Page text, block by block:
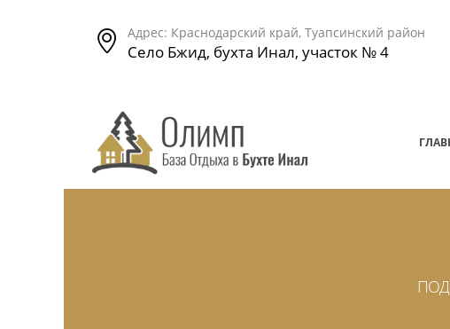
Адрес: Краснодарский край, Туапсинский район
Село Бжид, бухта Инал, участок № 4